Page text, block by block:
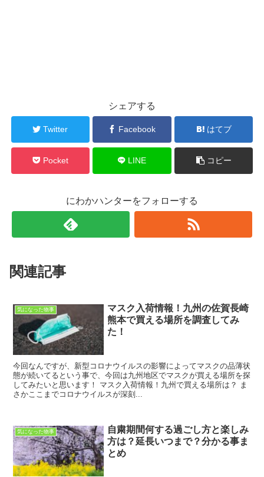
シェアする
Twitter Facebook はてブ
Pocket LINE コピー
にわかハンターをフォローする
関連記事
気になった物事
マスク入荷情報！九州の佐賀長崎
熊本で買える場所を調査してみ
た！
今回なんですが、新型コロナウイルスの影響によってマスクの品薄状
態が続いてるという事で、今回は九州地区でマスクが買える場所を探
してみたいと思います！ マスク入荷情報！九州で買える場所は？ ま
さかここまでコロナウイルスが深刻...
気になった物事
自粛期間何する過ごし方と楽しみ
方は？延長いつまで？分かる事ま
とめ